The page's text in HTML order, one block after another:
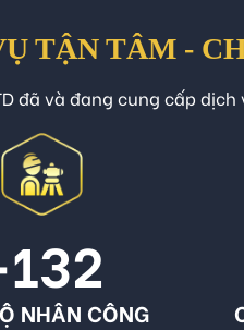
TẬN TÂM -
đã và đang cung cấp
NHÂN CÔNG